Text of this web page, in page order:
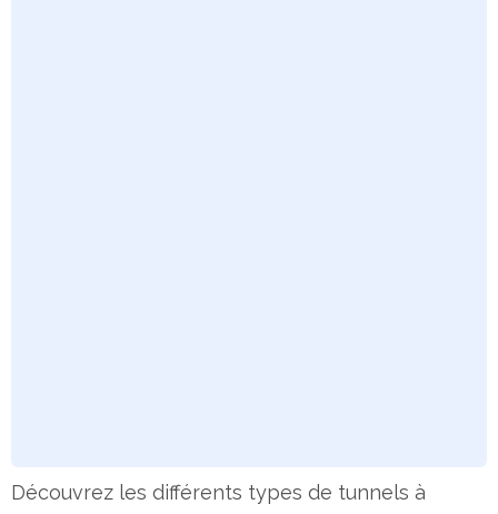
Découvrez les différents types de tunnels à